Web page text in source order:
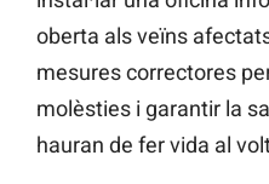
oberta als veïns
mesures correctores
molèsties i garantir la
hauran de fer vida al